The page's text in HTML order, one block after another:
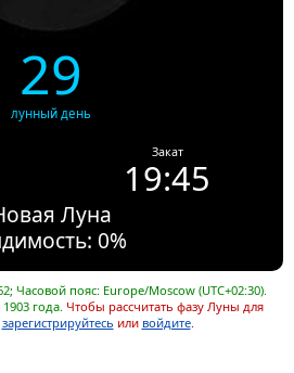
29
лунный день
Закат
19:45
Луна
0%
Часовой пояс: Europe/Moscow (UTC+02:30).
года. Чтобы рассчитать фазу Луны для
зарегистрируйтесь или войдите.